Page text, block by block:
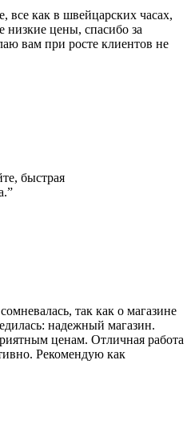
все как в швейцарских часах,
низкие цены, спасибо за
вам при росте клиентов не
быстрая
так как о магазине
надежный магазин.
ценам. Отличная работа
Рекомендую как